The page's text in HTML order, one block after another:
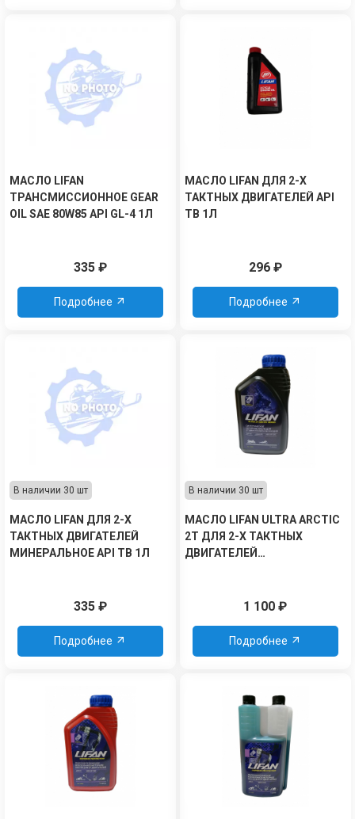
МАСЛО LIFAN
ТРАНСМИССИОННОЕ GEAR
OIL SAE 80W85 API GL-4 1Л
335₽
Подробнее
МАСЛО LIFAN ДЛЯ 2-Х
ТАКТНЫХ ДВИГАТЕЛЕЙ API
TB 1Л
296₽
Подробнее
В наличии 30 шт
МАСЛО LIFAN ДЛЯ 2-Х
ТАКТНЫХ ДВИГАТЕЛЕЙ
МИНЕРАЛЬНОЕ API TB 1Л
335₽
Подробнее
В наличии 30 шт
МАСЛО LIFAN ULTRA ARCTIC
2Т ДЛЯ 2-Х ТАКТНЫХ
ДВИГАТЕЛЕЙ
1 100 ₽
Подробнее